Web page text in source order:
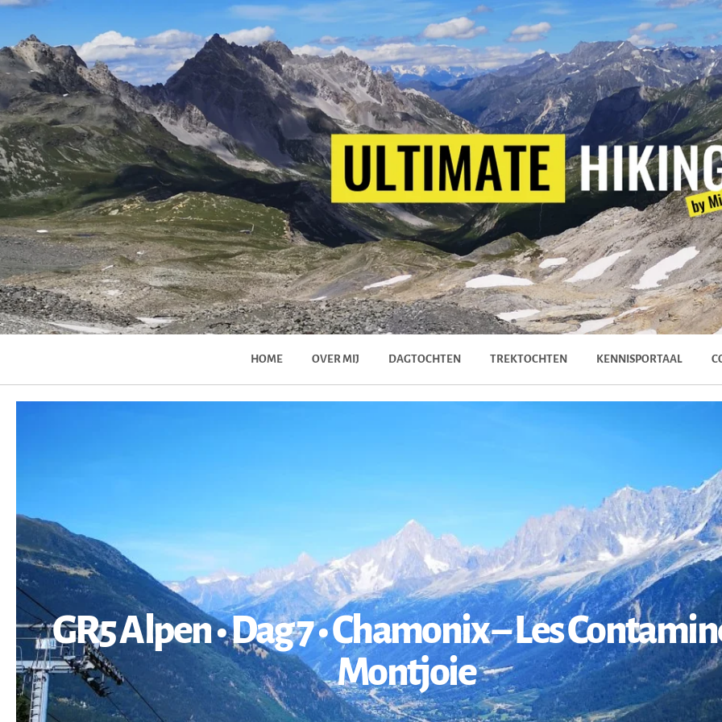
HOME OVER MIJ DAGTOCHTEN TREKTOCHTEN KENNISPORTAAL
GR5 Alpen • Dag 7 • Chamonix – Les
Montjoie